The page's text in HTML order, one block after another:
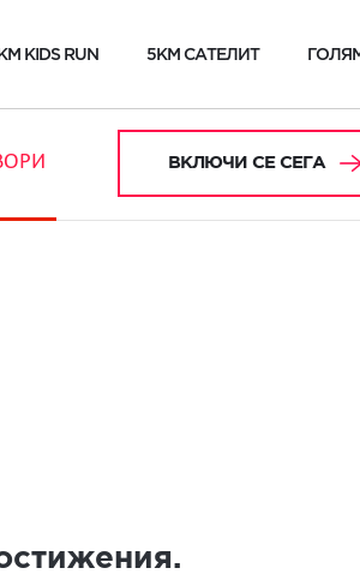
KIDS RUN 5KM САТЕЛИТ
ВКЛЮЧИ СЕ СЕГА